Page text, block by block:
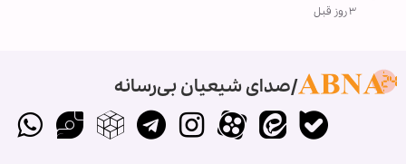
۳ روز قبل
صدای شیعیان بی‌رسانه